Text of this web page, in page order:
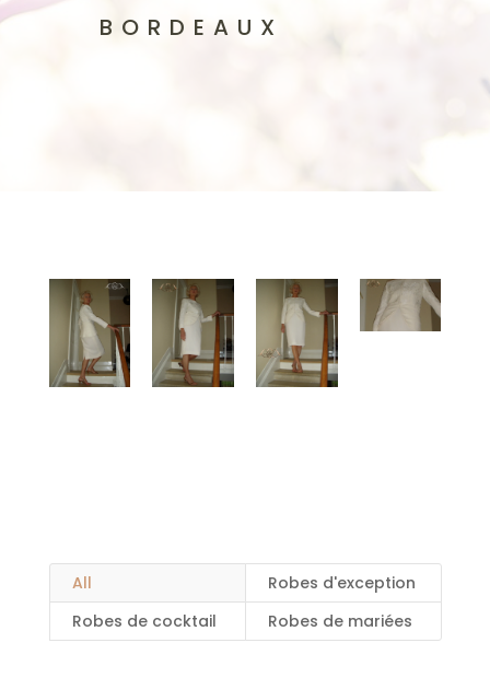
BORDEAUX
All
Robes d'exception
Robes de cocktail
Robes de mariées